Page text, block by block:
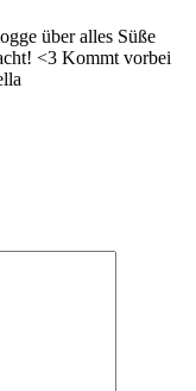
über alles Süße
<3 Kommt vorbei